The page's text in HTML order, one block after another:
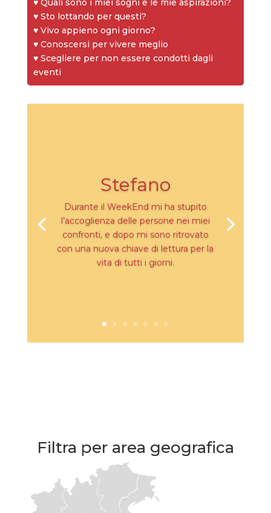
♥ Quali sono i miei sogni e le mie aspirazioni?
♥ Sto lottando per questi?
♥ Vivo appieno ogni giorno?
♥ Conoscersi per vivere meglio
♥ Scegliere per non essere condotti dagli
eventi
Stefano
Durante il WeekEnd mi ha stupito
l’accoglienza delle persone nei miei
confronti, e dopo mi sono ritrovato
con una nuova chiave di lettura per la
vita di tutti i giorni.
Filtra per area geografica